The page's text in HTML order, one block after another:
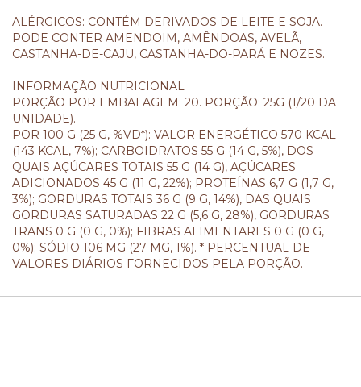
ALÉRGICOS: CONTÉM DERIVADOS DE LEITE E SOJA.
PODE CONTER AMENDOIM, AMÊNDOAS, AVELÃ,
CASTANHA-DE-CAJU, CASTANHA-DO-PARÁ E NOZES.
INFORMAÇÃO NUTRICIONAL
PORÇÃO POR EMBALAGEM: 20. PORÇÃO: 25G (1/20 DA
UNIDADE).
POR 100 G (25 G, %VD*): VALOR ENERGÉTICO 570 KCAL
(143 KCAL, 7%); CARBOIDRATOS 55 G (14 G, 5%), DOS
QUAIS AÇÚCARES TOTAIS 55 G (14 G), AÇÚCARES
ADICIONADOS 45 G (11 G, 22%); PROTEÍNAS 6,7 G (1,7 G,
3%); GORDURAS TOTAIS 36 G (9 G, 14%), DAS QUAIS
GORDURAS SATURADAS 22 G (5,6 G, 28%), GORDURAS
TRANS 0 G (0 G, 0%); FIBRAS ALIMENTARES 0 G (0 G,
0%); SÓDIO 106 MG (27 MG, 1%). * PERCENTUAL DE
VALORES DIÁRIOS FORNECIDOS PELA PORÇÃO.